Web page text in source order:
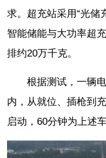
求。超充站采用“光储
智能储能与大功率超
排约20万千克。
根据测试，一辆
内，从就位、插枪到
启动，60分钟为上述